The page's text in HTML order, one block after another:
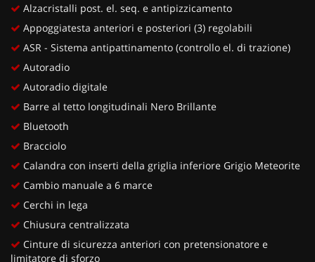
Alzacristalli post. el. seq. e antipizzicamento
Appoggiatesta anteriori e posteriori (3) regolabili
ASR - Sistema antipattinamento (controllo el. di trazione)
Autoradio
Autoradio digitale
Barre al tetto longitudinali Nero Brillante
Bluetooth
Bracciolo
Calandra con inserti della griglia inferiore Grigio Meteorite
Cambio manuale a 6 marce
Cerchi in lega
Chiusura centralizzata
Cinture di sicurezza anteriori con pretensionatore e
limitatore di sforzo